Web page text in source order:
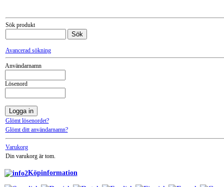
Sök produkt
Avancerad sökning
Användarnamn
Lösenord
Glömt lösenordet?
Glömt ditt användarnamn?
Varukorg
Din varukorg är tom.
Köpinformation